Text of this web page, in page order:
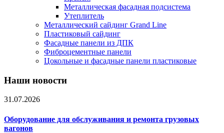
Металлическая фасадная подсистема
Утеплитель
Металлический сайдинг Grand Line
Пластиковый сайдинг
Фасадные панели из ДПК
Фиброцементные панели
Цокольные и фасадные панели пластиковые
Наши новости
31.07.2026
Оборудование для обслуживания и ремонта грузовых
вагонов